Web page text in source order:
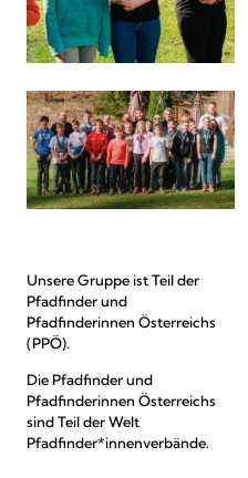
Unsere Gruppe ist Teil der
Pfadfinder und
Pfadfinderinnen Österreichs
(PPÖ).
Die Pfadfinder und
Pfadfinderinnen Österreichs
sind Teil der Welt
Pfadfinder*innenverbände.